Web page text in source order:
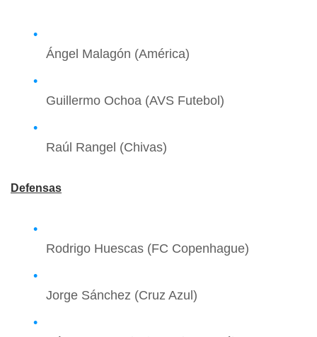
Ángel Malagón (América)
Guillermo Ochoa (AVS Futebol)
Raúl Rangel (Chivas)
Defensas
Rodrigo Huescas (FC Copenhague)
Jorge Sánchez (Cruz Azul)